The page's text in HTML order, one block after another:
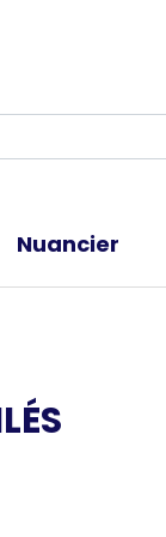
Nuancier